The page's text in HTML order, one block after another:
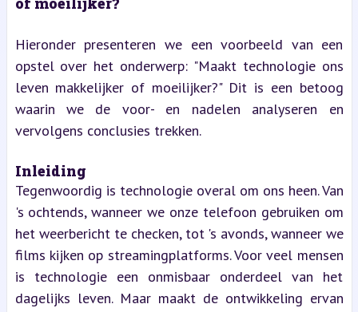
Hieronder presenteren we een voorbeeld van een
opstel over het onderwerp: "Maakt technologie ons
leven makkelijker of moeilijker?" Dit is een betoog
waarin we de voor- en nadelen analyseren en
vervolgens conclusies trekken.
Inleiding
Tegenwoordig is technologie overal om ons heen. Van
's ochtends, wanneer we onze telefoon gebruiken om
het weerbericht te checken, tot 's avonds, wanneer we
films kijken op streamingplatforms. Voor veel mensen
is technologie een onmisbaar onderdeel van het
dagelijks leven. Maar maakt de ontwikkeling ervan